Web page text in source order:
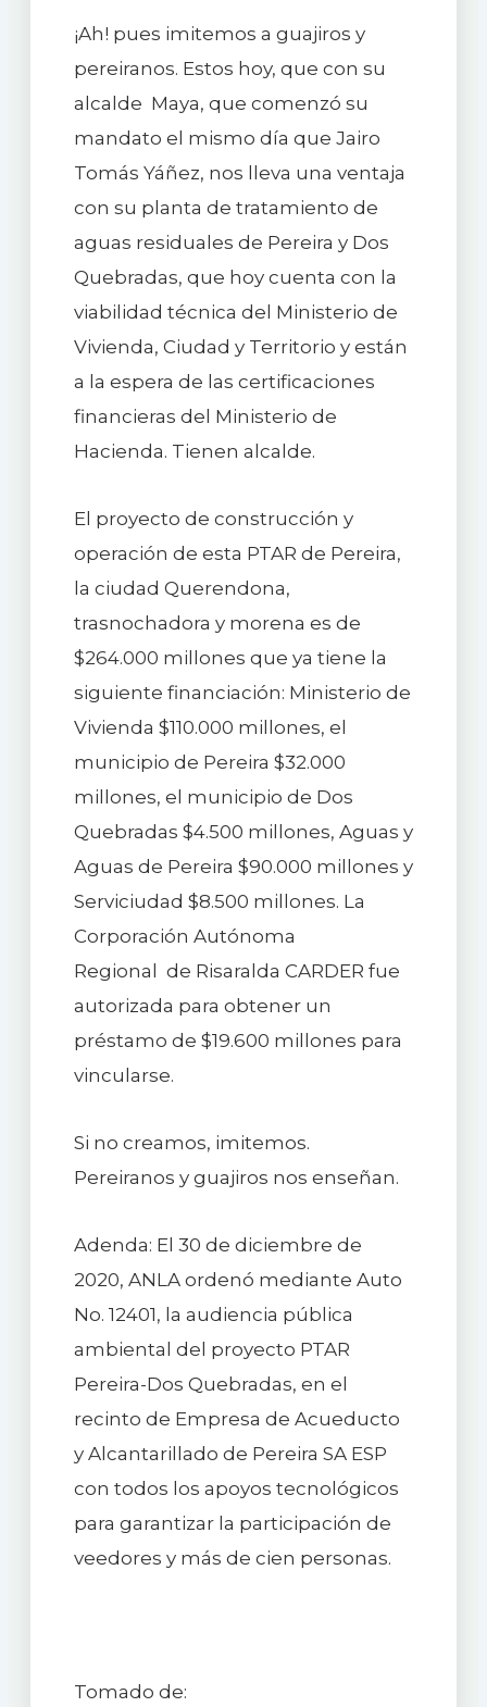
¡Ah! pues imitemos a guajiros y
pereiranos. Estos hoy, que con su
alcalde Maya, que comenzó su
mandato el mismo día que Jairo
Tomás Yáñez, nos lleva una ventaja
con su planta de tratamiento de
aguas residuales de Pereira y Dos
Quebradas, que hoy cuenta con la
viabilidad técnica del Ministerio de
Vivienda, Ciudad y Territorio y están
a la espera de las certificaciones
financieras del Ministerio de
Hacienda. Tienen alcalde.
El proyecto de construcción y
operación de esta PTAR de Pereira,
la ciudad Querendona,
trasnochadora y morena es de
$264.000 millones que ya tiene la
siguiente financiación: Ministerio de
Vivienda $110.000 millones, el
municipio de Pereira $32.000
millones, el municipio de Dos
Quebradas $4.500 millones, Aguas y
Aguas de Pereira $90.000 millones y
Serviciudad $8.500 millones. La
Corporación Autónoma
Regional de Risaralda CARDER fue
autorizada para obtener un
préstamo de $19.600 millones para
vincularse.
Si no creamos, imitemos.
Pereiranos y guajiros nos enseñan.
Adenda: El 30 de diciembre de
2020, ANLA ordenó mediante Auto
No. 12401, la audiencia pública
ambiental del proyecto PTAR
Pereira-Dos Quebradas, en el
recinto de Empresa de Acueducto
y Alcantarillado de Pereira SA ESP
con todos los apoyos tecnológicos
para garantizar la participación de
veedores y más de cien personas.
Tomado de: